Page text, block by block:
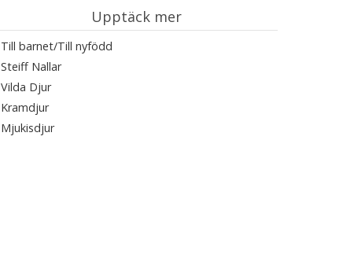
Upptäck mer
Till barnet/Till nyfödd
Steiff Nallar
Vilda Djur
Kramdjur
Mjukisdjur